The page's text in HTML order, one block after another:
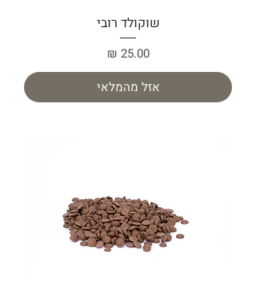
שוקולד רובי
מחיר‏25.00 ‏₪
אזל מהמלאי